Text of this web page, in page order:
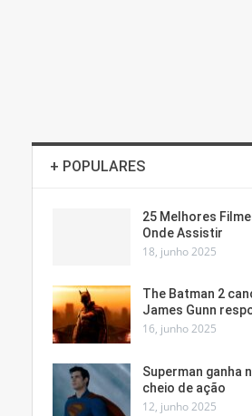
+ POPULARES
25 Melhores
Onde Assistir
18, junho 2025
The Batman 2
James Gunn
16, junho 2025
Superman ganha
cheio de ação
12, junho 2025